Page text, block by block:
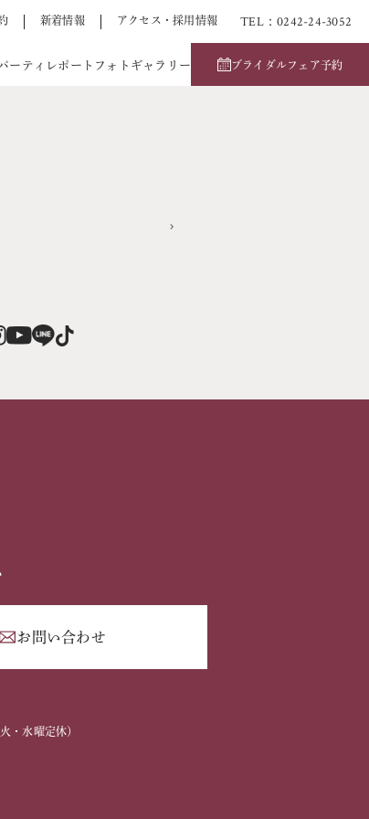
新着情報 アクセス・採用情報 TEL：0242-24-3052
ーティレポート フォトギャラリー ブライダルフェア予約
お問い合わせ
・水曜定休）